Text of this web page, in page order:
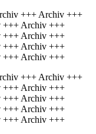
+++ Archiv +++
+++ Archiv +++
+++ Archiv +++
+++ Archiv +++
+++ Archiv +++
+++ Archiv +++
+++ Archiv +++
+++ Archiv +++
+++ Archiv +++
+++ Archiv +++